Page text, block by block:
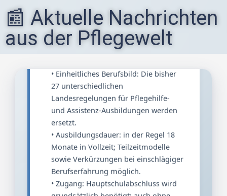
📰 Aktuelle Nachrichten
aus der Pflegewelt
Monate in Vollzeit; Teilzeitmodelle
sowie Verkürzungen bei einschlägiger
Berufserfahrung möglich.
• Zugang: Hauptschulabschluss wird
formalen Abschluss möglich bei
positiver Prognose durch
Pflegeschule.
• Vergütung: Alle Auszubildenden
erhalten künftig eine angemessene
Ausbildungsvergütung.
• Anerkennung ausländischer
Abschlüsse wird erleichtert – durch
Kenntnisprüfung oder
Anpassungslehrgang statt